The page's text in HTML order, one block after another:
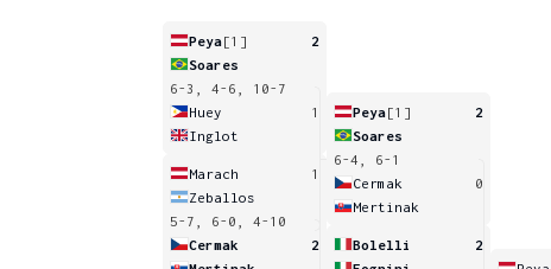
Peya[1]
2
Soares
6-3, 4-6, 10-7
Huey
1
Inglot
Marach
1
Zeballos
5-7, 6-0, 4-10
Cermak
2
Peya[1]
2
Soares
6-4, 6-1
Cermak
0
Mertinak
Bolelli
2